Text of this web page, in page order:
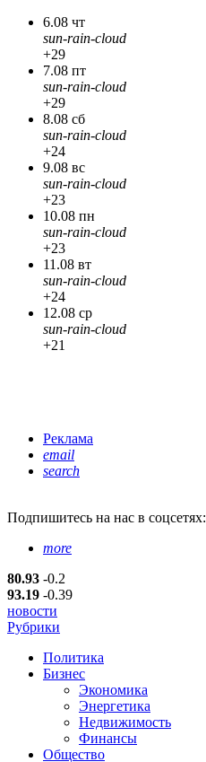
6.08 чт
sun-rain-cloud
+29
7.08 пт
sun-rain-cloud
+29
8.08 сб
sun-rain-cloud
+24
9.08 вс
sun-rain-cloud
+23
10.08 пн
sun-rain-cloud
+23
11.08 вт
sun-rain-cloud
+24
12.08 ср
sun-rain-cloud
+21
Реклама
email
search
Подпишитесь на нас в соцсетях:
more
80.93 -0.2
93.19 -0.39
новости
Рубрики
Политика
Бизнес
Экономика
Энергетика
Недвижимость
Финансы
Общество